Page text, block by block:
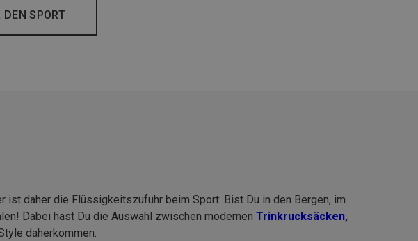
SPORT
daher die Flüssigkeitszufuhr beim Sport: Bist Du in den Bergen, im
Dabei hast Du die Auswahl zwischen modernen Trinkrucksäcken,
daherkommen.